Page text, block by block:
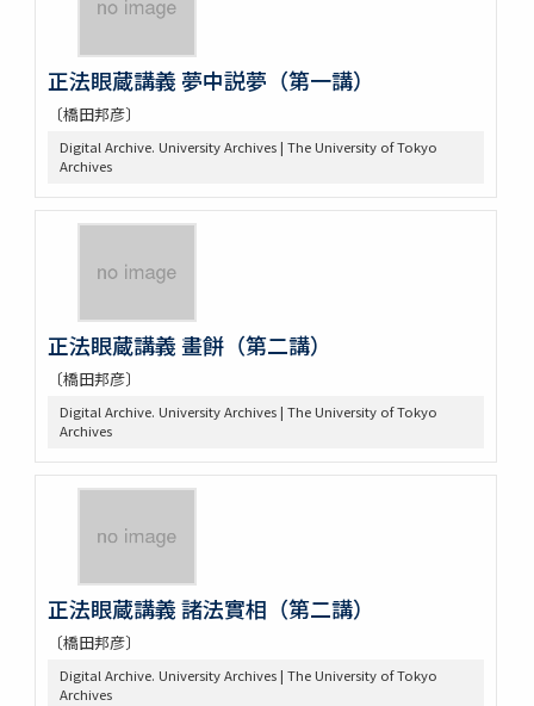
正法眼蔵講義 夢中説夢（第一講）
〔橋田邦彦〕
Digital Archive. University Archives | The University of Tokyo
Archives
正法眼蔵講義 畫餅（第二講）
〔橋田邦彦〕
Digital Archive. University Archives | The University of Tokyo
Archives
正法眼蔵講義 諸法實相（第二講）
〔橋田邦彦〕
Digital Archive. University Archives | The University of Tokyo
Archives